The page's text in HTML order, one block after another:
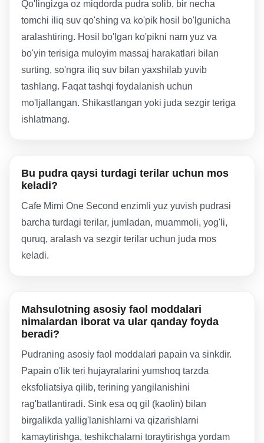
Qo'lingizga oz miqdorda pudra solib, bir necha
tomchi iliq suv qo'shing va ko'pik hosil bo'lgunicha
aralashtiring. Hosil bo'lgan ko'pikni nam yuz va
bo'yin terisiga muloyim massaj harakatlari bilan
surting, so'ngra iliq suv bilan yaxshilab yuvib
tashlang. Faqat tashqi foydalanish uchun
mo'ljallangan. Shikastlangan yoki juda sezgir teriga
ishlatmang.
Bu pudra qaysi turdagi terilar uchun mos
keladi?
Cafe Mimi One Second enzimli yuz yuvish pudrasi
barcha turdagi terilar, jumladan, muammoli, yog'li,
quruq, aralash va sezgir terilar uchun juda mos
keladi.
Mahsulotning asosiy faol moddalari
nimalardan iborat va ular qanday foyda
beradi?
Pudraning asosiy faol moddalari papain va sinkdir.
Papain o'lik teri hujayralarini yumshoq tarzda
eksfoliatsiya qilib, terining yangilanishini
rag'batlantiradi. Sink esa oq gil (kaolin) bilan
birgalikda yallig'lanishlarni va qizarishlarni
kamaytirishga, teshikchalarni toraytirishga yordam